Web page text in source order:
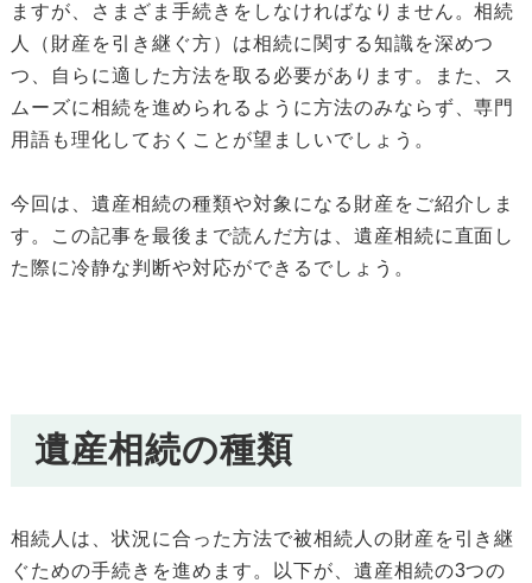
ますが、さまざま手続きをしなければなりません。相続
人（財産を引き継ぐ方）は相続に関する知識を深めつ
つ、自らに適した方法を取る必要があります。また、ス
ムーズに相続を進められるように方法のみならず、専門
用語も理化しておくことが望ましいでしょう。
今回は、遺産相続の種類や対象になる財産をご紹介しま
す。この記事を最後まで読んだ方は、遺産相続に直面し
た際に冷静な判断や対応ができるでしょう。
遺産相続の種類
相続人は、状況に合った方法で被相続人の財産を引き継
ぐための手続きを進めます。以下が、遺産相続の3つの